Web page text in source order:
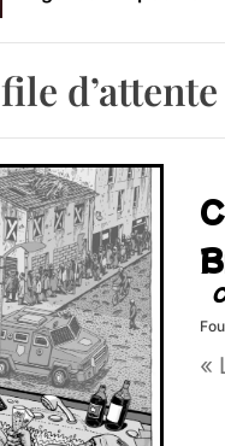
Retrouvez-nous au
file d’attente
«